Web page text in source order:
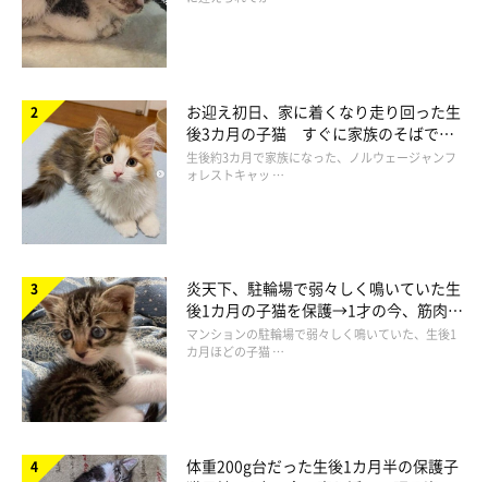
動物界の長距離走ではたぶんビリ
お迎え初日、家に着くなり走り回った生
後3カ月の子猫 すぐに家族のそばで落
ち着く姿に「迎えてよかった」
生後約3カ月で家族になった、ノルウェージャンフ
ォレストキャッ …
炎天下、駐輪場で弱々しく鳴いていた生
後1カ月の子猫を保護→1才の今、筋肉質
でツンデレなコに成長
マンションの駐輪場で弱々しく鳴いていた、生後1
カ月ほどの子猫 …
体重200g台だった生後1カ月半の保護子